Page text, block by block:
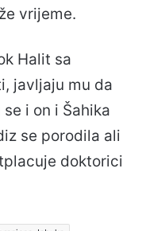
vrijeme.
Halit sa
javljaju mu da
i on i Šahika
se porodila ali
doktorici